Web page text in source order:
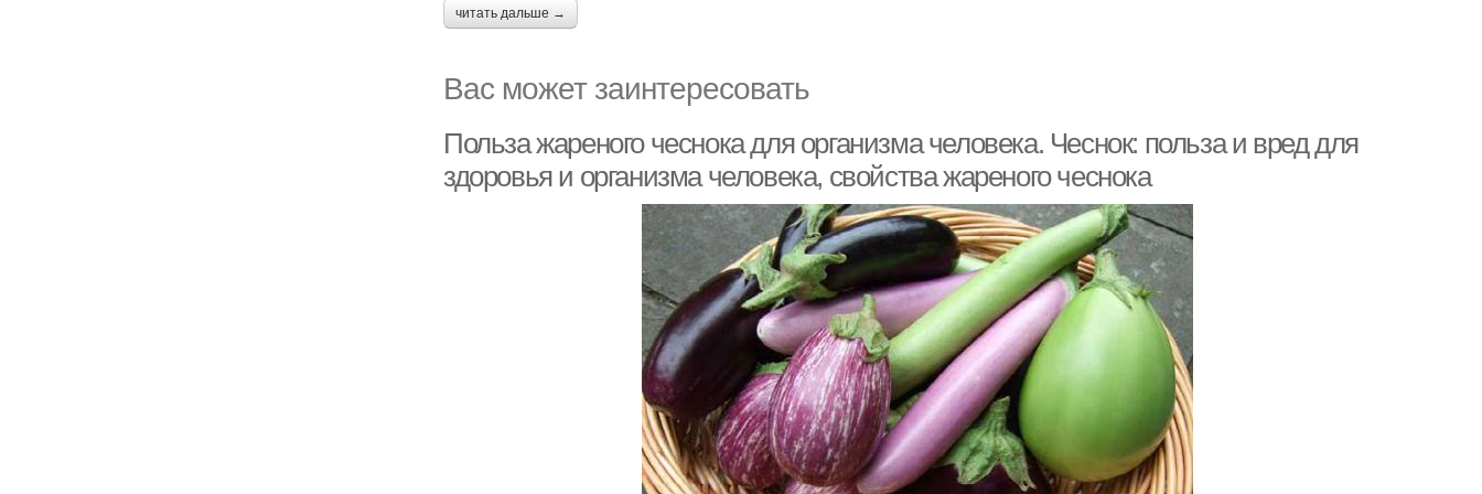
читать дальше →
Вас может заинтересовать
Польза жареного чеснока для организма человека. Чеснок: польза и вред для
здоровья и организма человека, свойства жареного чеснока